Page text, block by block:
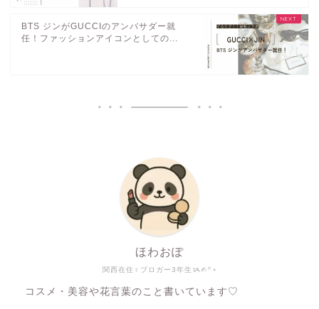
BTS ジンがGUCCIのアンバサダー就
任！ファッションアイコンとしての...
関西在住♀ブロガー3年生ᝰ✍︎꙳⋆
ほわおぽ
コスメ・美容や花言葉のこと書いています♡